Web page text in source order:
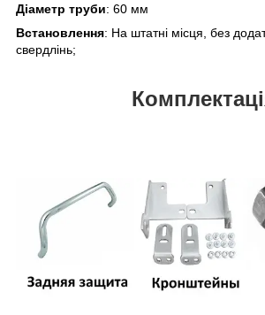
Діаметр труби: 60 мм
Встановлення: На штатні місця, без
свердлінь;